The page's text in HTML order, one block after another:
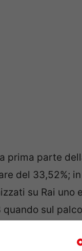
prima parte
del 33,52%;
su Rai uno
sul
(46,92% di